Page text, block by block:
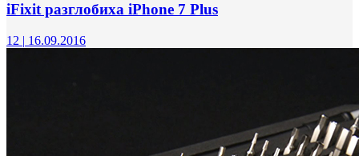
iFixit разглобиха iPhone 7 Plus
12 | 16.09.2016